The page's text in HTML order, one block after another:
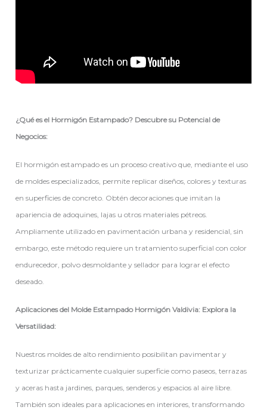
¿Qué es el Hormigón Estampado? Descubre su Potencial de
Negocios:
El hormigón estampado es un proceso creativo que, mediante el uso
de moldes especializados, permite replicar diseños, colores y texturas
en superficies de concreto. Obtén decoraciones que imitan la
apariencia de adoquines, lajas u otros materiales pétreos.
Ampliamente utilizado en pavimentación urbana y residencial, sin
embargo, este método requiere un tratamiento superficial con color
endurecedor, polvo desmoldante y sellador para lograr el efecto
deseado.
Aplicaciones del Molde Estampado Hormigón Valdivia: Explora la
Versatilidad:
Nuestros moldes de alto rendimiento posibilitan pavimentar y
texturizar prácticamente cualquier superficie como paseos, terrazas
y aceras hasta jardines, parques, senderos y espacios al aire libre.
También son ideales para aplicaciones en interiores, transformando